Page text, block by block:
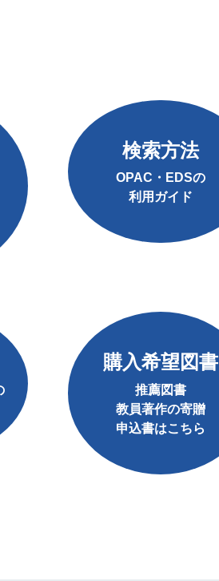
検索方法
OPAC・EDSの
利用ガイド
購入希望図書
推薦図書
教員著作の寄贈
申込書はこちら